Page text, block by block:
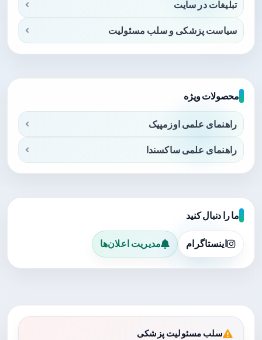
تبلیغات در سایت
سیاست پزشکی و سلب مسئولیت
محصولات ویژه
راهنمای علمی اوزمپیک
راهنمای علمی ساکسندا
ما را دنبال کنید
اینستاگرام مدیریت اعلان‌ها
سلب مسئولیت پزشکی